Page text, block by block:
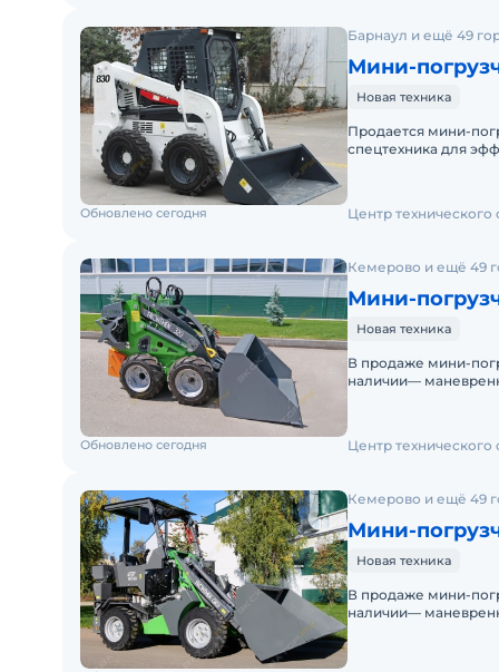
Барнаул и ещё 49
Мини-
Новая техника
Продается мини-
спецтехника для
Обновлено сегодня Центр технического
Кемерово и ещё 49
Мини-
Новая техника
В продаже мини-
наличии—
Обновлено сегодня Центр технического
Кемерово и ещё 49
Мини-
Новая техника
В продаже мини-
наличии—